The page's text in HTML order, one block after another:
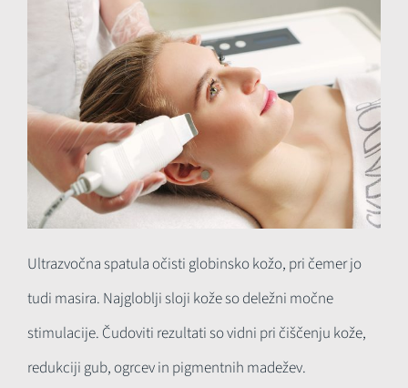
Ultrazvočna spatula očisti globinsko kožo, pri čemer jo
tudi masira. Najgloblji sloji kože so deležni močne
stimulacije. Čudoviti rezultati so vidni pri čiščenju kože,
redukciji gub, ogrcev in pigmentnih madežev.